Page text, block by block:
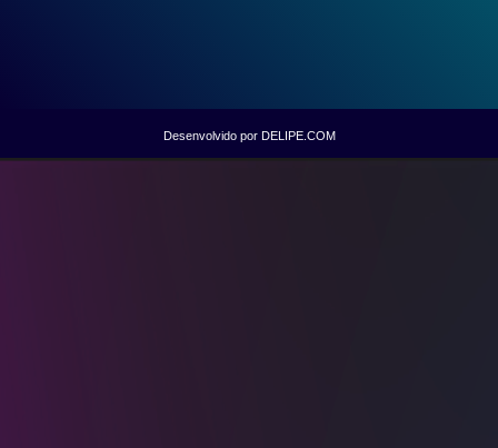
Desenvolvido por DELIPE.COM